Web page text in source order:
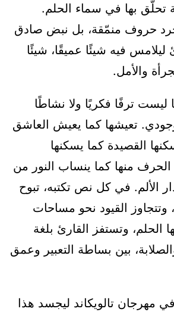
تحلّق بها في سماء الحلم.
حروف منمّقة، بل نبض صادق
ليلامس فيه شيئًا عميقًا، شيئًا
والأمل.
ليست ترفًا فكريًا ولا نشاطًا
تعيشها كما يعيش العاشق
القصيدة كما يسكنها
منها كما ينساب النور من
الألم. في كل نص تكتبه، تبوح
القيود نحو مساحات
الحلم، وتستفز القارئ بلغة
بين بساطة التعبير وعمق
مهرجان تالويكاند ليجسد هذا